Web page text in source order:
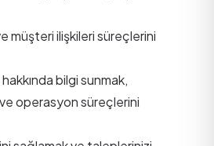
müşteri ilişkileri süreçlerini
bilgi sunmak,
operasyon süreçlerini